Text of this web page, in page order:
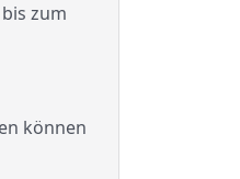
zum
können